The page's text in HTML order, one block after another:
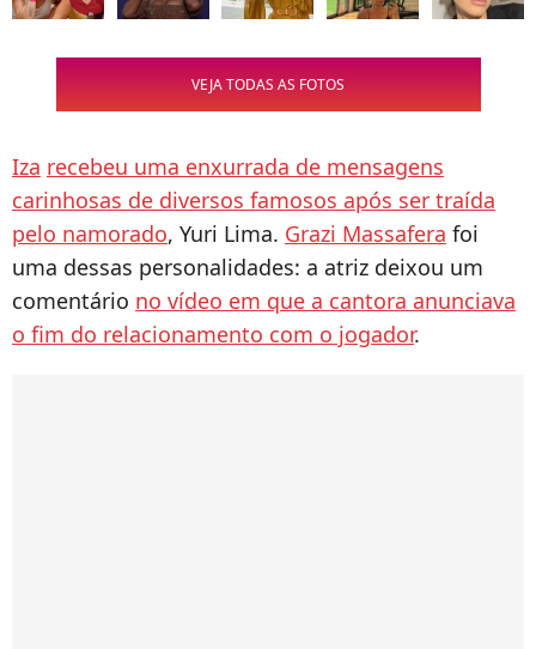
VEJA TODAS AS FOTOS
Iza recebeu uma enxurrada de mensagens
carinhosas de diversos famosos após ser traída
pelo namorado, Yuri Lima. Grazi Massafera foi
uma dessas personalidades: a atriz deixou um
comentário no vídeo em que a cantora anunciava
o fim do relacionamento com o jogador.